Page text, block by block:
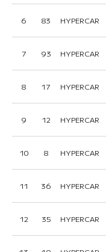
6 83 HYPERCAR
7 93 HYPERCAR
8 17 HYPERCAR
9 12 HYPERCAR
10 8 HYPERCAR
11 36 HYPERCAR
12 35 HYPERCAR